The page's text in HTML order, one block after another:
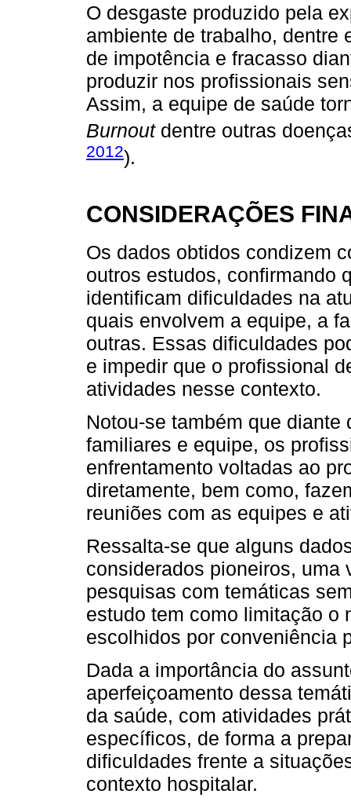
O desgaste produzido pela
ambiente de trabalho, dentre
de impotência e fracasso
produzir nos profissionais
Assim, a equipe de saúde
Burnoutdentre outras
2012).
CONSIDERAÇÕES
Os dados obtidos condizem
outros estudos, confirmando
identificam dificuldades na
quais envolvem a equipe, a
outras. Essas dificuldades
e impedir que o profissional
atividades nesse contexto.
Notou-se também que
familiares e equipe, os
enfrentamento voltadas ao
diretamente, bem como,
reuniões com as equipes e
Ressalta-se que alguns
considerados pioneiros, uma
pesquisas com temáticas
estudo tem como limitação o
escolhidos por conveniência
Dada a importância do
aperfeiçoamento dessa
da saúde, com atividades
específicos, de forma a
dificuldades frente a
contexto hospitalar.